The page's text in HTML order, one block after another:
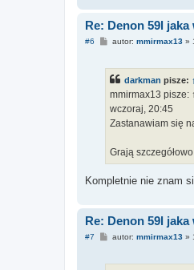
Re: Denon 59l jaka
#6
P
t
autor: mmirmax13»
darkman pisze: ↑
mmirmax13 pisze:
wczoraj, 20:45
Zastanawiam się
Grają
Kompletnie nie znam
Re: Denon 59l jaka
#7
P
t
autor: mmirmax13»